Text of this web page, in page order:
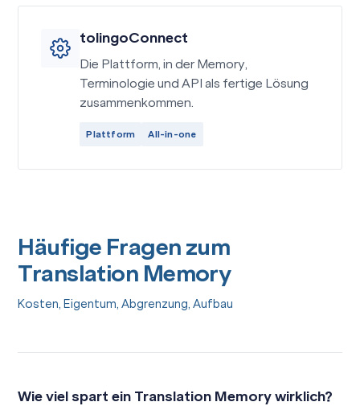
tolingoConnect
Die Plattform, in der Memory,
Terminologie und API als fertige Lösung
zusammenkommen.
Plattform All-in-one
Häufige Fragen zum
Translation Memory
Kosten, Eigentum, Abgrenzung, Aufbau
Wie viel spart ein Translation Memory wirklich?